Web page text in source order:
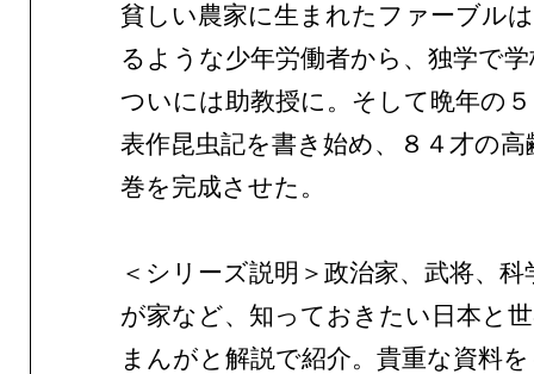
貧しい農家に生まれたファーブル
るような少年労働者から、独学で
ついには助教授に。そして晩年の
表作昆虫記を書き始め、８４才の高
巻を完成させた。
＜シリーズ説明＞政治家、武将、
が家など、知っておきたい日本と
まんがと解説で紹介。貴重な資料